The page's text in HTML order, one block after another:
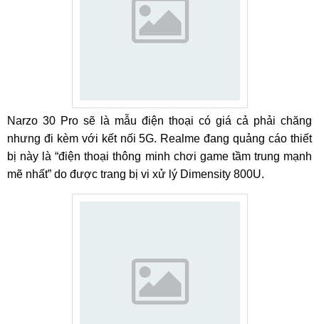
Narzo 30 Pro sẽ là mẫu điện thoại có giá cả phải chăng
nhưng đi kèm với kết nối 5G. Realme đang quảng cáo thiết
bị này là “điện thoại thông minh chơi game tầm trung mạnh
mẽ nhất” do được trang bị vi xử lý Dimensity 800U.